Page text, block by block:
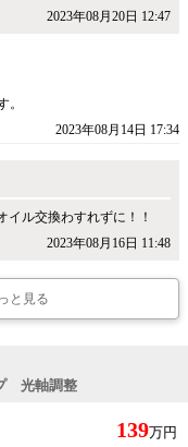
2023年08月20日 12:47
。
2023年08月14日 17:34
イル交換わすれずに！！
2023年08月16日 11:48
と見る
光軸調整
139万円